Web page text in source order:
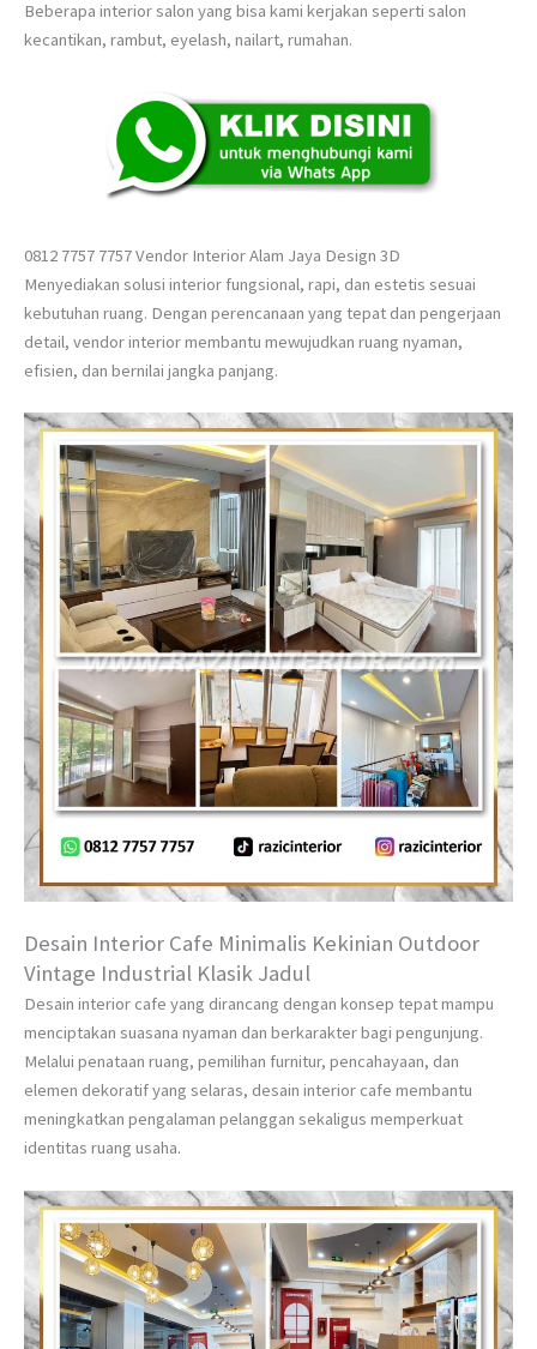
Beberapa interior salon yang bisa kami kerjakan seperti salon
kecantikan, rambut, eyelash, nailart, rumahan.
0812 7757 7757 Vendor Interior Alam Jaya Design 3D
Menyediakan solusi interior fungsional, rapi, dan estetis sesuai
kebutuhan ruang. Dengan perencanaan yang tepat dan pengerjaan
detail, vendor interior membantu mewujudkan ruang nyaman,
efisien, dan bernilai jangka panjang.
Desain Interior Cafe Minimalis Kekinian Outdoor
Vintage Industrial Klasik Jadul
Desain interior cafe yang dirancang dengan konsep tepat mampu
menciptakan suasana nyaman dan berkarakter bagi pengunjung.
Melalui penataan ruang, pemilihan furnitur, pencahayaan, dan
elemen dekoratif yang selaras, desain interior cafe membantu
meningkatkan pengalaman pelanggan sekaligus memperkuat
identitas ruang usaha.